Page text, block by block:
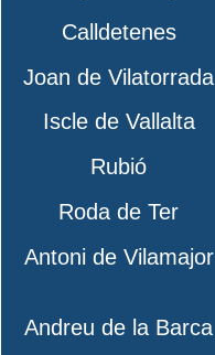
Calldetenes
Joan de Vilatorrada
Iscle de Vallalta
Rubió
Roda de Ter
Antoni de Vilamajor
Andreu de la Barca